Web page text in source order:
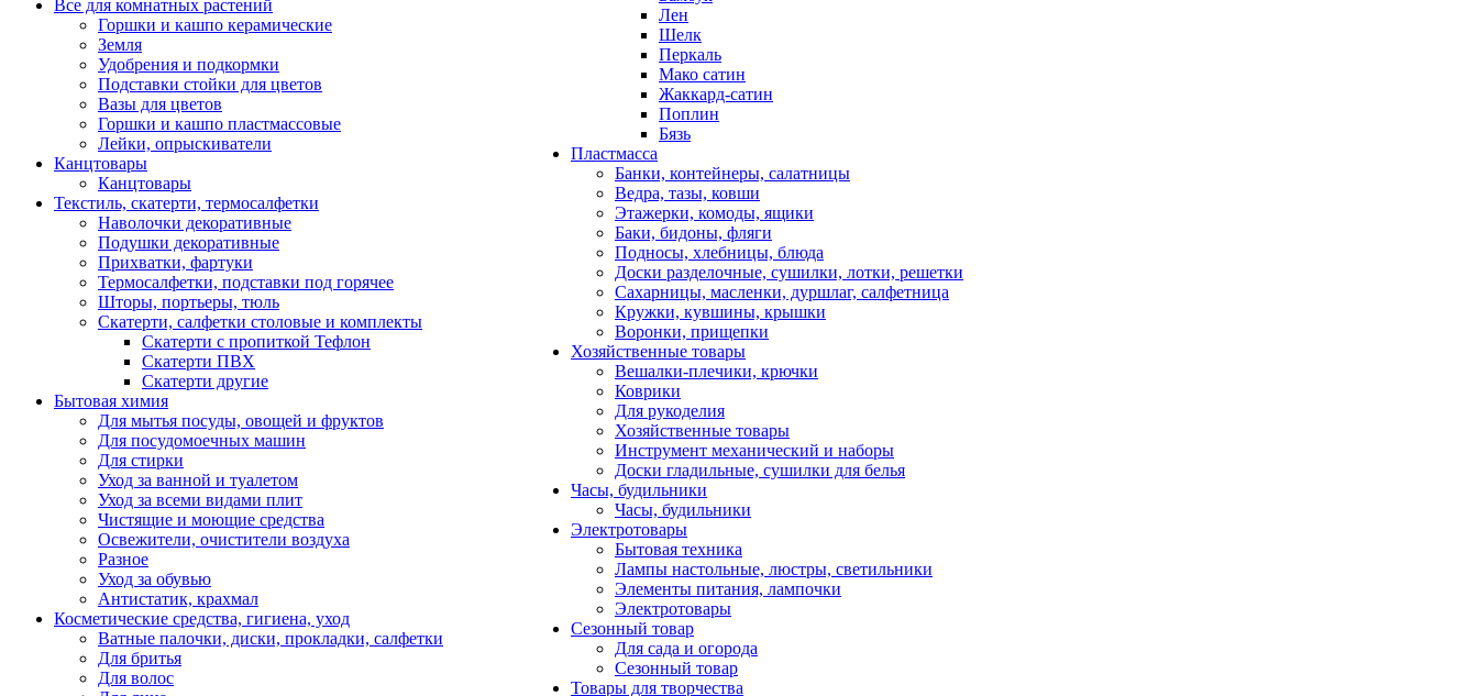
Все для комнатных растений
Горшки и кашпо керамические
Земля
Удобрения и подкормки
Подставки стойки для цветов
Вазы для цветов
Горшки и кашпо пластмассовые
Лейки, опрыскиватели
Канцтовары
Канцтовары
Текстиль, скатерти, термосалфетки
Наволочки декоративные
Подушки декоративные
Прихватки, фартуки
Термосалфетки, подставки под горячее
Шторы, портьеры, тюль
Скатерти, салфетки столовые и комплекты
Скатерти с пропиткой Тефлон
Скатерти ПВХ
Скатерти другие
Бытовая химия
Для мытья посуды, овощей и фруктов
Для посудомоечных машин
Для стирки
Уход за ванной и туалетом
Уход за всеми видами плит
Чистящие и моющие средства
Освежители, очистители воздуха
Разное
Уход за обувью
Антистатик, крахмал
Косметические средства, гигиена, уход
Ватные палочки, диски, прокладки, салфетки
Для бритья
Для волос
Лен
Шелк
Перкаль
Мако сатин
Жаккард-сатин
Поплин
Бязь
Пластмасса
Банки, контейнеры, салатницы
Ведра, тазы, ковши
Этажерки, комоды, ящики
Баки, бидоны, фляги
Подносы, хлебницы, блюда
Доски разделочные, сушилки, лотки, решетки
Сахарницы, масленки, дуршлаг, салфетница
Кружки, кувшины, крышки
Воронки, прищепки
Хозяйственные товары
Вешалки-плечики, крючки
Коврики
Для рукоделия
Хозяйственные товары
Инструмент механический и наборы
Доски гладильные, сушилки для белья
Часы, будильники
Часы, будильники
Электротовары
Бытовая техника
Лампы настольные, люстры, светильники
Элементы питания, лампочки
Электротовары
Сезонный товар
Для сада и огорода
Сезонный товар
Товары для творчества